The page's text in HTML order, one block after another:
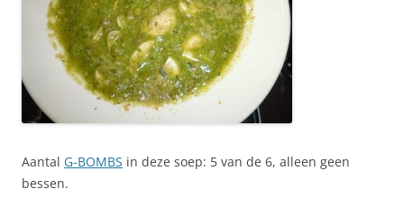
Aantal G-BOMBS in deze soep: 5 van de 6, alleen geen
bessen.